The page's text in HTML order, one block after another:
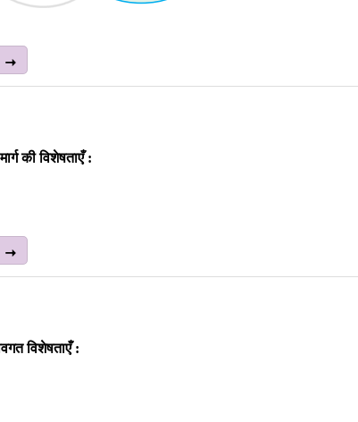
की विशेषताएँ :
विशेषताएँ :